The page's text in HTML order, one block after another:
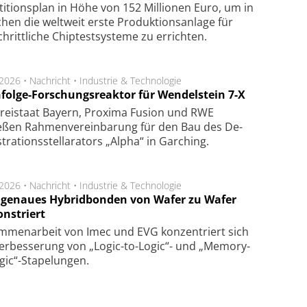
in Höhe von 152 Mil­lio­nen Euro, um in
die welt­weit ers­te Pro­duk­tions­an­la­ge für
Chip­test­sys­te­me zu er­rich­ten.
• Nachricht • Industrie & Technologie
Forschungsreaktor für Wendelstein 7-X
Bay­ern, Pro­xi­ma Fu­sion und RWE
Rah­men­ver­ein­ba­rung für den Bau des De­
„Alpha“ in Gar­ching.
• Nachricht • Industrie & Technologie
Hybridbonden von Wafer zu Wafer
von Imec und EVG kon­zen­triert sich
von „Logic-to-Logic“- und „Memory-
Sta­pe­lungen.